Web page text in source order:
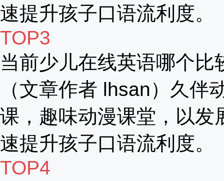
速提升孩子口语流利度。
TOP3
当前少儿在线英语哪个
（文章作者 lhsan）久伴
课，趣味动漫课堂，以发
速提升孩子口语流利度。
TOP4